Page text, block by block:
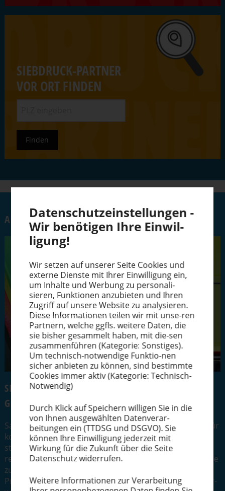
SIEBDRUCK-PARTNER
VOR ORT FINDEN
AKTUELL
SIEBREI­NIGUNG & ENTSCHICHTUNG LEICHT
GEMACHT
Saubere Schablonen sind im Siebdruck entscheidend für
konstante Druck­qua­lität, weniger Ausschuss sowie
stabile Produk­ti­ons­pro­zesse. Gerade bei wieder­keh­
renden Aufträgen und hohen Stückzahlen wirkt sich eine
zuver­lässige Reinigung direkt auf Wirtschaft­lichkeit und
Prozess­si­cherheit aus. Damit die Schablonen wieder­ver­
Daten­schutz­ein­stel­lungen -
Wir benötigen Ihre Einwil­
ligung!
Wir setzen auf unserer Seite Cookies und
externe Dienste mit Ihrer Einwil­ligung ein,
um Inhalte und Werbung zu perso­na­li­
sieren, Funktionen anzubieten und Ihren
Zugriff auf unsere Website zu analysieren.
Diese Infor­ma­tionen teilen wir mit unse-ren
Partnern, welche ggfls. weitere Daten, die
sie bisher gesammelt haben, mit die-sen
zusam­men­führen (Kategorie: Sonstiges).
Um technisch-notwendige Funktio-nen
sicher anbieten zu können, sind bestimmte
Cookies immer aktiv (Kategorie: Technisch-
Notwendig)
Durch Klick auf Speichern willigen Sie in die
von Ihnen ausge­wählten Datenverar-
beitungen ein (TTDSG und DSGVO). Sie
können Ihre Einwil­ligung jederzeit mit
Wirkung für die Zukunft über die Seite
Datenschutz widerrufen.
Weitere Infor­ma­tionen zur Verar­beitung